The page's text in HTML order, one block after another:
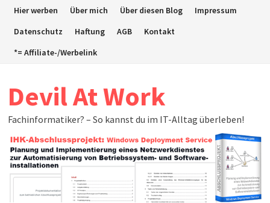
ZumHier werben Über mich Über diesen Blog
Impressum
Datenschutz
Haftung AGB
Kontakt
*= Affiliate-/Werbelink
Devil At Work
Fachinformatiker? – So kannst du im IT-Alltag überleben!